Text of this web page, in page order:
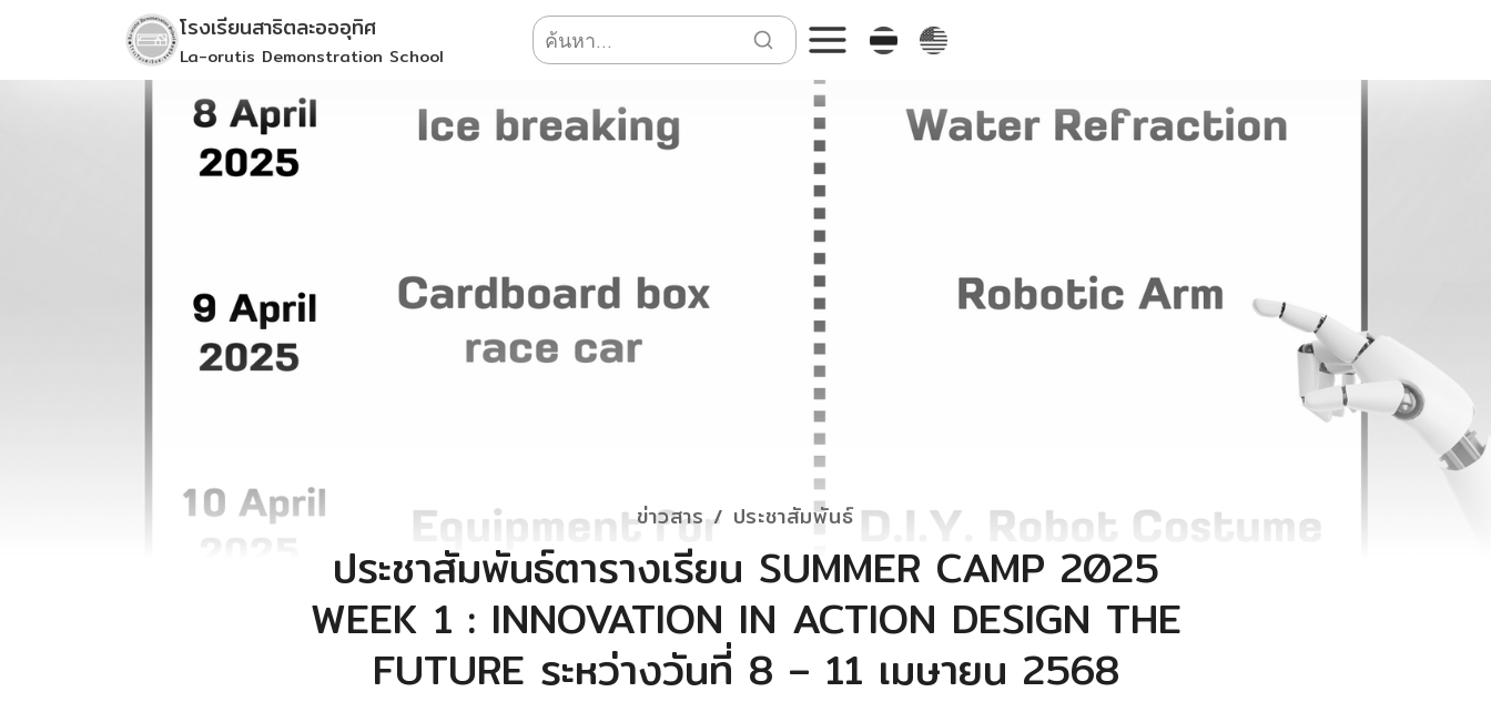
content
โรงเรียนสาธิตละอออุทิศ
La-orutis Demonstration School
ข่าวสาร / ประชาสัมพันธ์
ประชาสัมพันธ์ตารางเรียน SUMMER CAMP 2025
WEEK 1 : INNOVATION IN ACTION DESIGN THE
FUTURE ระหว่างวันที่ 8 – 11 เมษายน 2568